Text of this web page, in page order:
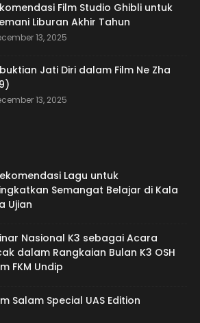
Film Studio Ghibli untuk
Liburan Akhir Tahun
13, 2025
Jati Diri dalam Film Ne Zha
13, 2025
Lagu untuk
Semangat Belajar di Kala
Ujian
Nasional K3 sebagai Acara
dalam Rangkaian Bulan K3 OSH
FKM Undip
Salam Special UAS Edition